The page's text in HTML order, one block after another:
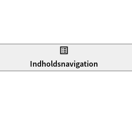
Indholdsnavigation